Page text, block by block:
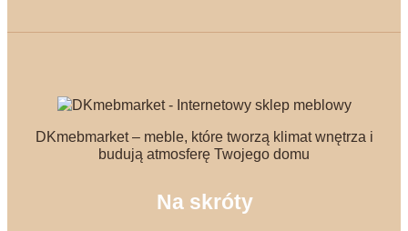
DKmebmarket – meble, które tworzą klimat wnętrza i
budują atmosferę Twojego domu
Na skróty